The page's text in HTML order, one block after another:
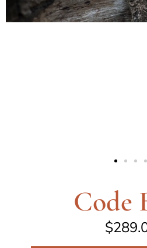
Code
$